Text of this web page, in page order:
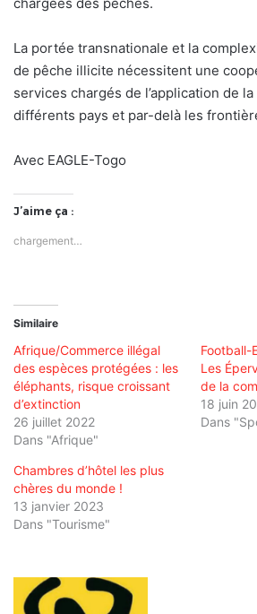
La portée transnationale et la
de pêche illicite nécessitent une
services chargés de l’application de
différents pays et par-delà les
Avec EAGLE-Togo
J’aime ça :
chargement…
Similaire
Afrique/Commerce illégal
des espèces protégées : les
éléphants, risque croissant
d’extinction
26 juillet 2022
Dans "Afrique"
Football-
Les
de la
18 juin
Dans
Chambres d’hôtel les plus
chères du monde !
13 janvier 2023
Dans "Tourisme"